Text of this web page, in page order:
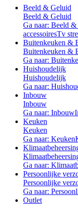
Beeld & Geluid
Beeld & Geluid
Ga naar: Beeld
accessoiresTv
Buitenkeuken &
Buitenkeuken &
Ga naar:
Huishoudelijk
Huishoudelijk
Ga naar:
Inbouw
Inbouw
Ga naar: Inbouw
Keuken
Keuken
Ga naar: Keuken
Ga naar:
Persoonlijke
Persoonlijke
Ga naar:
Outlet